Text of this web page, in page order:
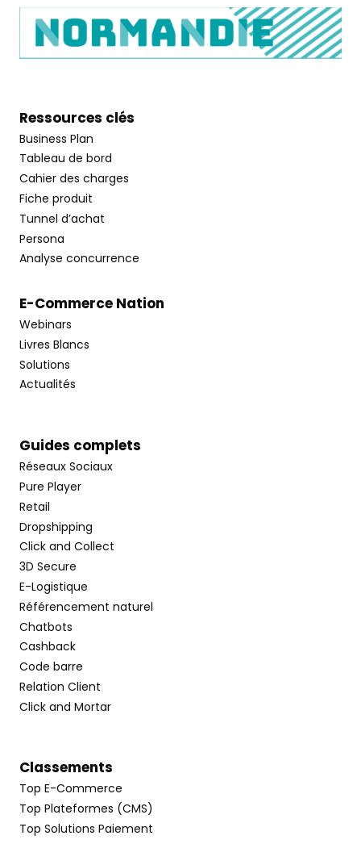
Ressources clés
Business Plan
Tableau de bord
Cahier des charges
Fiche produit
Tunnel d’achat
Persona
Analyse concurrence
E-Commerce Nation
Webinars
Livres Blancs
Solutions
Actualités
Guides complets
Réseaux Sociaux
Pure Player
Retail
Dropshipping
Click and Collect
3D Secure
E-Logistique
Référencement naturel
Chatbots
Cashback
Code barre
Relation Client
Click and Mortar
Classements
Top E-Commerce
Top Plateformes (CMS)
Top Solutions Paiement